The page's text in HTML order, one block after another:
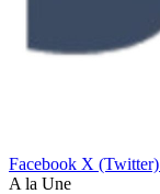
Facebook X (Twitter)
A la Une